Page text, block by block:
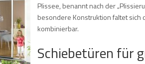
Plissee, benannt nach der
besondere Konstruktion faltet sich
kombinierbar.
Schiebetüren für